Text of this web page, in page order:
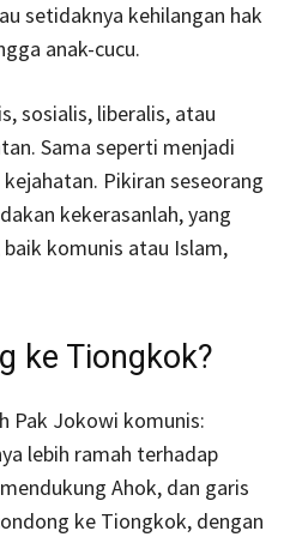
setidaknya kehilangan hak
anak-cucu.
sosialis, liberalis, atau
Sama seperti menjadi
Pikiran seseorang
kekerasanlah, yang
komunis atau Islam,
ke Tiongkok?
Pak Jokowi komunis:
lebih ramah terhadap
Ahok, dan garis
ke Tiongkok, dengan